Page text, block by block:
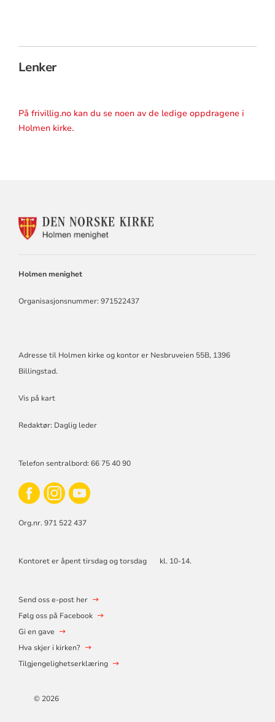
Lenker
På frivillig.no kan du se noen av de ledige oppdragene i
Holmen kirke.
KONTAKTINFORMASJON
Holmen menighet
Organisasjonsnummer: 971522437
Adresse til Holmen kirke og kontor er Nesbruveien 55B, 1396
Billingstad.
Vis på kart
Redaktør: Daglig leder
Telefon sentralbord: 66 75 40 90
Org.nr. 971 522 437
Kontoret er åpent tirsdag og torsdag kl. 10-14.
Send oss e-post her
Følg oss på Facebook
Gi en gave
Hva skjer i kirken?
Tilgjengelighetserklæring
© 2026